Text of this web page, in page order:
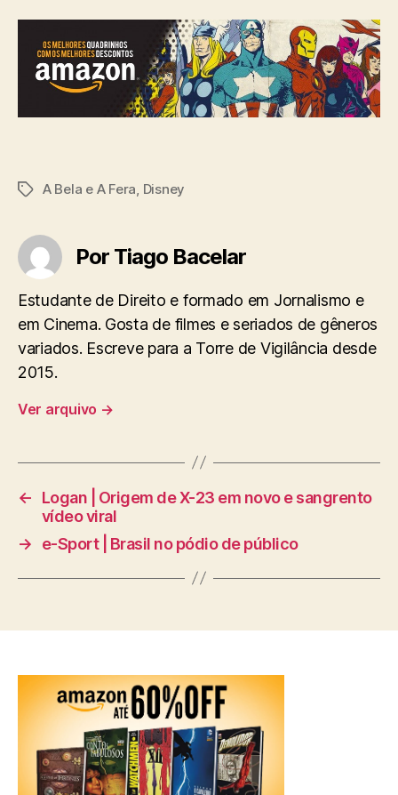
TagsA Bela e A Fera, Disney
Por Tiago Bacelar
Estudante de Direito e formado em Jornalismo e
em Cinema. Gosta de filmes e seriados de gêneros
variados. Escreve para a Torre de Vigilância desde
2015.
Ver arquivo →
←
Logan | Origem de X-23 em novo e sangrento
vídeo viral
→
e-Sport | Brasil no pódio de público